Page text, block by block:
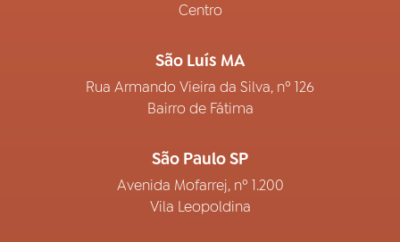
Centro
São Luís MA
Rua Armando Vieira da Silva, nº 126
Bairro de Fátima
São Paulo SP
Avenida Mofarrej, nº 1.200
Vila Leopoldina